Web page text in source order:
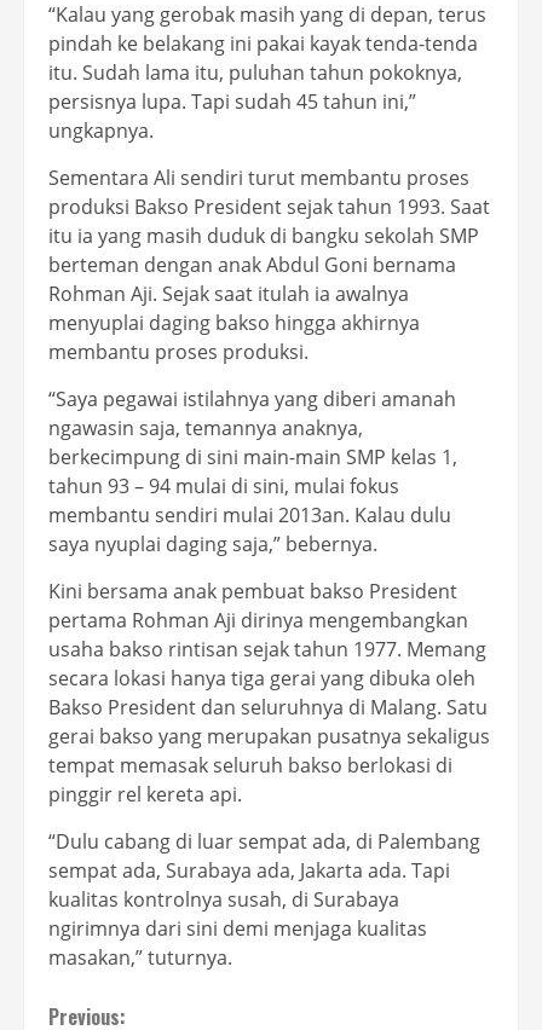
“Kalau yang gerobak masih yang di depan, terus
pindah ke belakang ini pakai kayak tenda-tenda
itu. Sudah lama itu, puluhan tahun pokoknya,
persisnya lupa. Tapi sudah 45 tahun ini,”
ungkapnya.
Sementara Ali sendiri turut membantu proses
produksi Bakso President sejak tahun 1993. Saat
itu ia yang masih duduk di bangku sekolah SMP
berteman dengan anak Abdul Goni bernama
Rohman Aji. Sejak saat itulah ia awalnya
menyuplai daging bakso hingga akhirnya
membantu proses produksi.
“Saya pegawai istilahnya yang diberi amanah
ngawasin saja, temannya anaknya,
berkecimpung di sini main-main SMP kelas 1,
tahun 93 – 94 mulai di sini, mulai fokus
membantu sendiri mulai 2013an. Kalau dulu
saya nyuplai daging saja,” bebernya.
Kini bersama anak pembuat bakso President
pertama Rohman Aji dirinya mengembangkan
usaha bakso rintisan sejak tahun 1977. Memang
secara lokasi hanya tiga gerai yang dibuka oleh
Bakso President dan seluruhnya di Malang. Satu
gerai bakso yang merupakan pusatnya sekaligus
tempat memasak seluruh bakso berlokasi di
pinggir rel kereta api.
“Dulu cabang di luar sempat ada, di Palembang
sempat ada, Surabaya ada, Jakarta ada. Tapi
kualitas kontrolnya susah, di Surabaya
ngirimnya dari sini demi menjaga kualitas
masakan,” tuturnya.
Previous: